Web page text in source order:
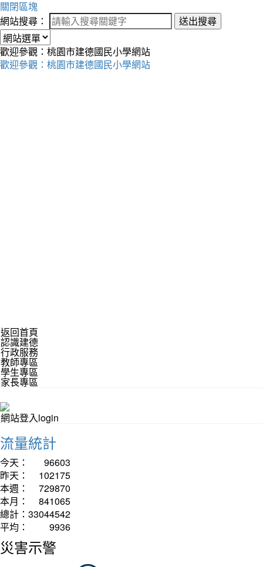
關閉區塊
網站搜尋：
送出搜尋
歡迎參觀：桃園市建德國民小學網站
歡迎參觀：桃園市建德國民小學網站
返回首頁
認識建德
行政服務
教師專區
學生專區
家長專區
網站登入login
流量統計
今天：
96603
昨天：
102175
本週：
729870
本月：
841065
總計： 33044542
平均：
9936
災害示警